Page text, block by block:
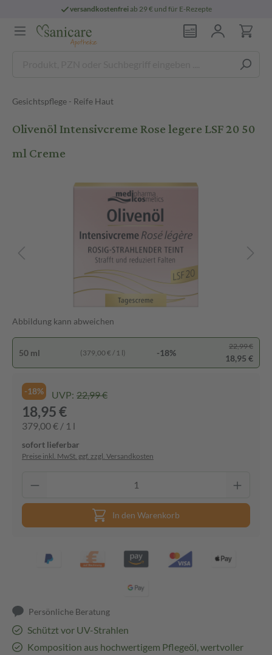
versandkostenfreiab 29 € und für E-Rezepte
Gesichtspflege - Reife Haut
Olivenöl Intensivcreme Rose legere LSF 20 50
ml Creme
Abbildung kann abweichen
50 ml (379,00 € / 1 l) -18%
22,99 €
18,95 €
-18% UVP: 22,99 €
18,95 €
379,00 € / 1 l
sofort lieferbar
Preise inkl. MwSt. ggf. zzgl. Versandkosten
In den Warenkorb
Persönliche Beratung
Schützt vor UV-Strahlen
Komposition aus hochwertigem Pflegeöl, wertvoller